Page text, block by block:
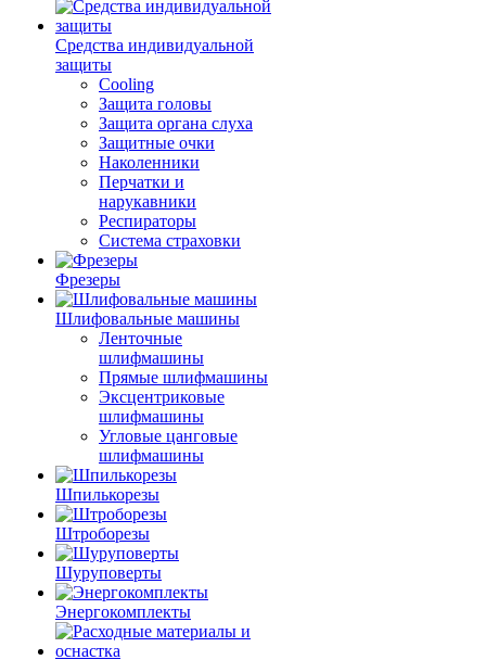
Средства индивидуальной
защиты
Cooling
Защита головы
Защита органа слуха
Защитные очки
Наколенники
Перчатки и
нарукавники
Респираторы
Система страховки
Фрезеры
Шлифовальные машины
Ленточные
шлифмашины
Прямые шлифмашины
Эксцентриковые
шлифмашины
Угловые цанговые
шлифмашины
Шпилькорезы
Штроборезы
Шуруповерты
Энергокомплекты